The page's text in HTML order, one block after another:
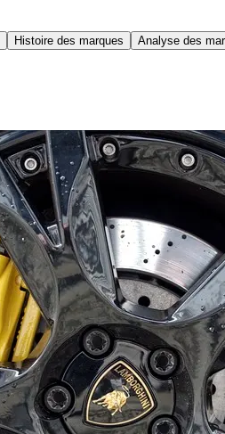
Histoire des marques Analyse des